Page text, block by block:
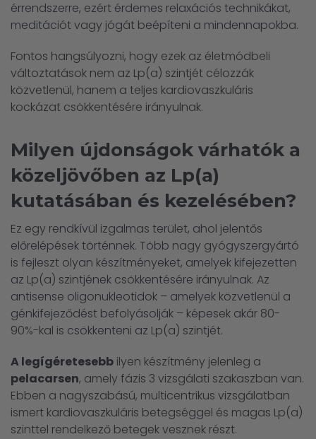
érrendszerre, ezért érdemes relaxációs technikákat,
meditációt vagy jógát beépíteni a mindennapokba.
Fontos hangsúlyozni, hogy ezek az életmódbeli
változtatások nem az Lp(a) szintjét célozzák
közvetlenül, hanem a teljes kardiovaszkuláris
kockázat csökkentésére irányulnak.
Milyen újdonságok várhatók a
közeljövőben az Lp(a)
kutatásában és kezelésében?
Ez egy rendkívül izgalmas terület, ahol jelentős
előrelépések történnek. Több nagy gyógyszergyártó
is fejleszt olyan készítményeket, amelyek kifejezetten
az Lp(a) szintjének csökkentésére irányulnak. Az
antisense oligonukleotidok – amelyek közvetlenül a
génkifejeződést befolyásolják – képesek akár 80-
90%-kal is csökkenteni az Lp(a) szintjét.
A legígéretesebb ilyen készítmény jelenleg a
pelacarsen, amely fázis 3 vizsgálati szakaszban van.
Ebben a nagyszabású, multicentrikus vizsgálatban
ismert kardiovaszkuláris betegséggel és magas Lp(a)
szinttel rendelkező betegek vesznek részt.